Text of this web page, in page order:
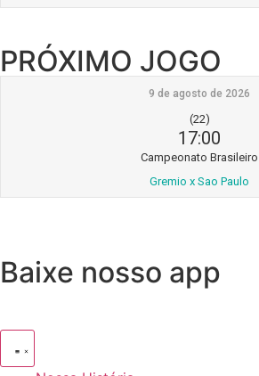
PRÓXIMO JOGO
9 de agosto de 2026
(22)
17:00
Campeonato Brasileiro
Gremio x Sao Paulo
Baixe nosso app